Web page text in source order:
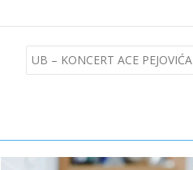
UB – KONCERT ACE PEJOVIĆA